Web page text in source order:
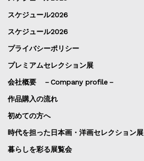
スケジュール2026
スケジュール2026
プライバシーポリシー
プレミアムセレクション展
会社概要 －Company profile－
作品購入の流れ
初めての方へ
時代を担った日本画・洋画セレクション展
暮らしを彩る展覧会